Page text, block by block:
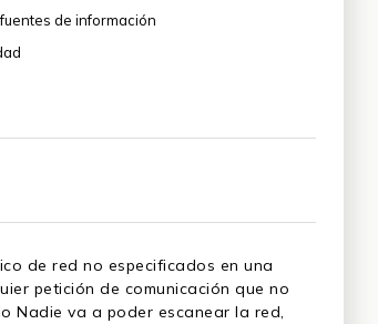
de información
de red no especificados en una
petición de comunicación que no
Nadie va a poder escanear la red,